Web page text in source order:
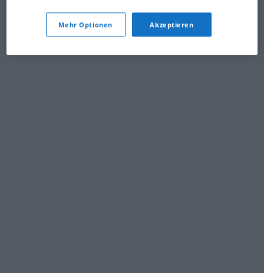
Mehr Optionen Akzeptieren